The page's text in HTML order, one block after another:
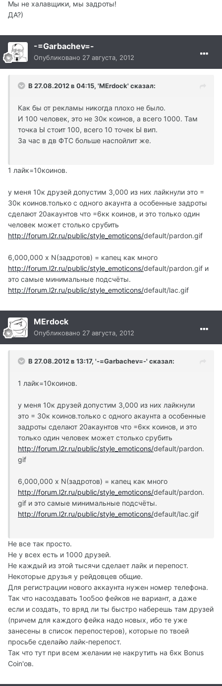
Мы не халавщики, мы задроты!
ДА?)
-=Garbachev=-
Опубликовано 27 августа, 2012
В 27.08.2012 в 04:15, 'MErdock' сказал:
Как бы от рекламы никогда плохо не было.
И 100 человек, это не 30к коинов, а всего 1000. Там
точка Ы стоит 100, всего 10 точек Ы вип.
За час в дв ФТС больше наспойлит же.
1 лайк=10коинов.
у меня 10к друзей допустим 3,000 из них лайкнули это =
30к коинов.только с одного акаунта а особенные задроты
сделают 20акаунтов что =6кк коинов, и это только один
человек может столько срубить
http://forum.l2r.ru/public/style_emoticons/default/pardon.gif
6,000,000 х N(задротов) = капец как много
http://forum.l2r.ru/public/style_emoticons/default/pardon.gif и
это самые минимальные подсчёты.
http://forum.l2r.ru/public/style_emoticons/default/lac.gif
MErdock
Опубликовано 27 августа, 2012
В 27.08.2012 в 13:17, '-=Garbachev=-' сказал:
1 лайк=10коинов.
у меня 10к друзей допустим 3,000 из них лайкнули
это = 30к коинов.только с одного акаунта а особенные
задроты сделают 20акаунтов что =6кк коинов, и это
только один человек может столько срубить
http://forum.l2r.ru/public/style_emoticons/default/pardon.
gif
6,000,000 х N(задротов) = капец как много
http://forum.l2r.ru/public/style_emoticons/default/pardon.
gif и это самые минимальные подсчёты.
http://forum.l2r.ru/public/style_emoticons/default/lac.gif
Не все так просто.
Не у всех есть и 1000 друзей.
Не каждый из этой тысячи сделает лайк и перепост.
Некоторые друзья у рейдовцев общие.
Для регистрации нового аккаунта нужен номер телефона.
Так что насоздавать 1оо5оо фейков не вариант, а даже
если и создать, то вряд ли ты быстро наберешь там друзей
(причем для каждого фейка надо новых, ибо те уже
занесены в список перепостеров), которые по твоей
просьбе сделайю лайк-перепост.
Так что тут при всем желании не накрутить на 6кк Bonus
Coin'ов.